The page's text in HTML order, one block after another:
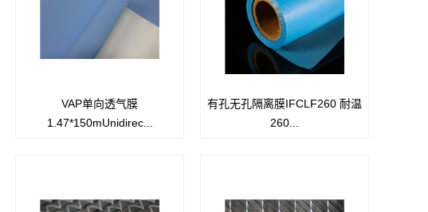
鼓包，不易随制件掀起时边缘脱
离。使用次数增加50-100%。
2202适用于双曲面模具贴面。
单向透气膜是一种可以阻挡树脂，
允许气体透过的材料。该产品由脱
入树脂”工艺，“湿法真空袋成型工
VAP单向透气膜
1.47*150mUnidirec...
IFCLF260耐温高至316度，连续
耐温260度。具有出色延伸率，良
哑光表面。
有孔无孔隔离膜IFCLF260 耐温
260...